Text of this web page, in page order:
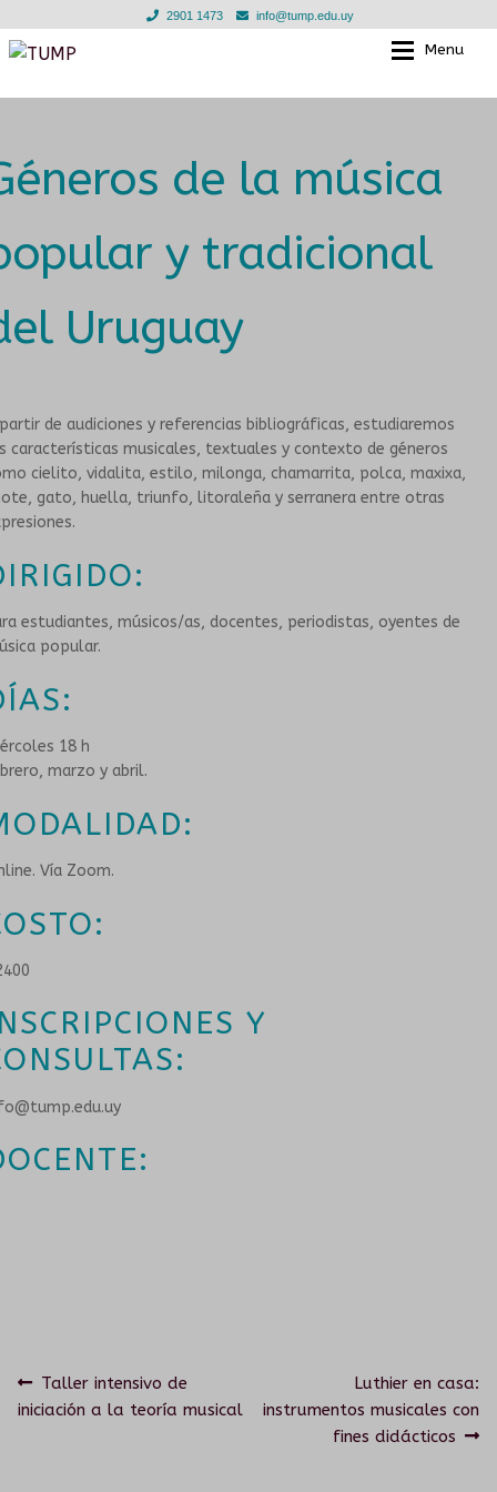
2901 1473 info@tump.edu.uy
Ir
Ir
Menu
CLASES INDIVIDUALES
TALLERES GRUPALES
ESCUELA PARA LAS INFANCIAS
EN LOS BARRIOS
MURGA JOVEN
PROPUESTAS ARTÍSTICAS
GALERÍA
CONVENIOS
EN LOS BARRIOS
EN INSTITUCIONES EDUCATIVAS
TIENDA
GALERIA
CONVENIOS
de la música
y tradicional
Uruguay
de audiciones y referencias bibliográficas, estudiaremos
características musicales, textuales y contexto de géneros
cielito, vidalita, estilo, milonga, chamarrita, polca, maxixa,
gato, huella, triunfo, litoraleña y serranera entre otras
estudiantes, músicos/as, docentes, periodistas, oyentes de
popular.
18 h
marzo y abril.
Vía Zoom.
Y
Navegación
Anterior:
Taller intensivo de
iniciación a la teoría musical
Siguiente:
Luthier en casa:
instrumentos musicales con
fines didácticos